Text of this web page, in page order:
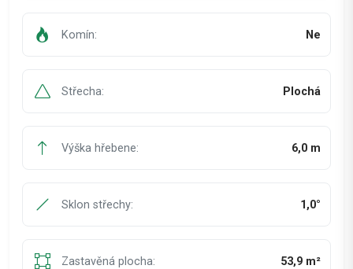
Komín: Ne
Střecha: Plochá
Výška hřebene: 6,0 m
Sklon střechy: 1,0°
Zastavěná plocha: 53,9 m²